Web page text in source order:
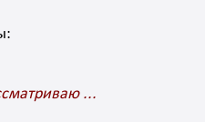
...